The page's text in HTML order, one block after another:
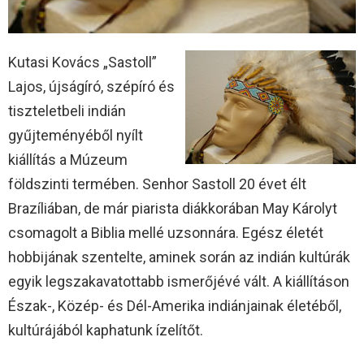
Kutasi Kovács „Sastoll”
Lajos, újságíró, szépíró és
tiszteletbeli indián
gyűjteményéből nyílt
kiállítás a Múzeum
földszinti termében. Senhor Sastoll 20 évet élt
Brazíliában, de már piarista diákkorában May Károlyt
csomagolt a Biblia mellé uzsonnára. Egész életét
hobbijának szentelte, aminek során az indián kultúrák
egyik legszakavatottabb ismerőjévé vált. A kiállításon
Észak-, Közép- és Dél-Amerika indiánjainak életéből,
kultúrájából kaphatunk ízelítőt.